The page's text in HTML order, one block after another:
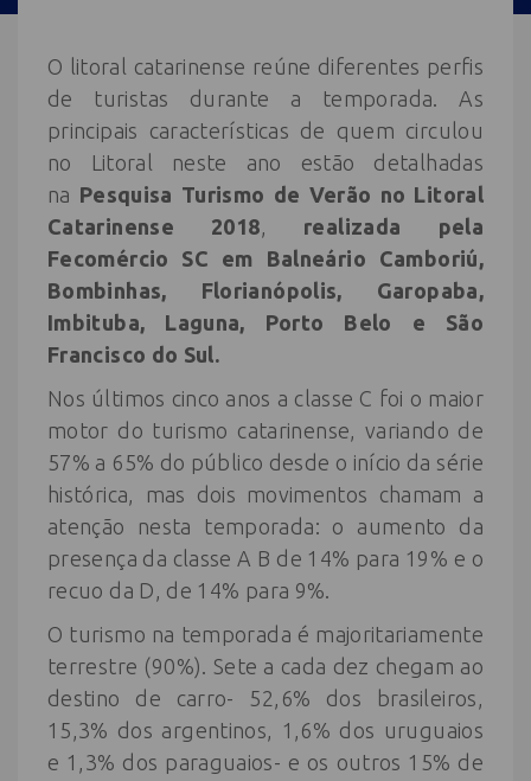
O litoral catarinense reúne diferentes perfis
de turistas durante a temporada. As
principais características de quem circulou
no Litoral neste ano estão detalhadas
na Pesquisa Turismo de Verão no Litoral
Catarinense 2018, realizada pela
Fecomércio SC em Balneário Camboriú,
Bombinhas, Florianópolis, Garopaba,
Imbituba, Laguna, Porto Belo e São
Francisco do Sul.
Nos últimos cinco anos a classe C foi o maior
motor do turismo catarinense, variando de
57% a 65% do público desde o início da série
histórica, mas dois movimentos chamam a
atenção nesta temporada: o aumento da
presença da classe A B de 14% para 19% e o
recuo da D, de 14% para 9%.
O turismo na temporada é majoritariamente
terrestre (90%). Sete a cada dez chegam ao
destino de carro- 52,6% dos brasileiros,
15,3% dos argentinos, 1,6% dos uruguaios
e 1,3% dos paraguaios- e os outros 15% de